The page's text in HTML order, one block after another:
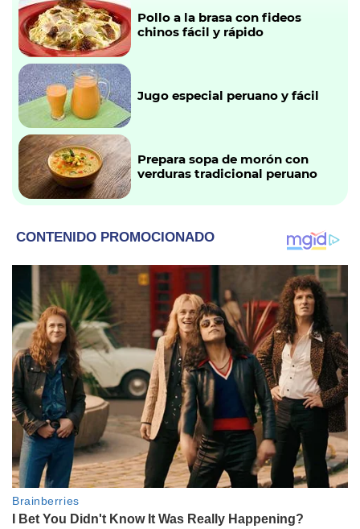
Pollo a la brasa con fideos
chinos fácil y rápido
Jugo especial peruano y fácil
Prepara sopa de morón con
verduras tradicional peruano